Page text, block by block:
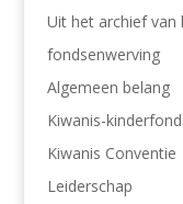
Uit het archief van
fondsenwerving
Algemeen belang
Kiwanis-
Kiwanis Conventie
Leiderschap